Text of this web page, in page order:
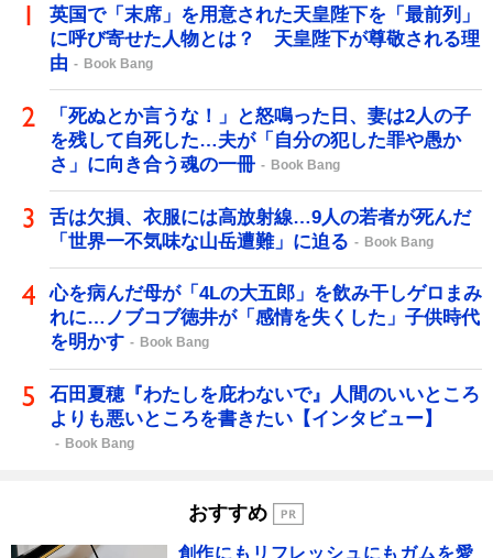
英国で「末席」を用意された天皇陛下を「最前列」
に呼び寄せた人物とは？ 天皇陛下が尊敬される理
由
Book Bang
「死ぬとか言うな！」と怒鳴った日、妻は2人の子
を残して自死した…夫が「自分の犯した罪や愚か
さ」に向き合う魂の一冊
Book Bang
舌は欠損、衣服には高放射線…9人の若者が死んだ
「世界一不気味な山岳遭難」に迫る
Book Bang
心を病んだ母が「4Lの大五郎」を飲み干しゲロまみ
れに…ノブコブ徳井が「感情を失くした」子供時代
を明かす
Book Bang
石田夏穂『わたしを庇わないで』人間のいいところ
よりも悪いところを書きたい【インタビュー】
Book Bang
おすすめ
創作にもリフレッシュにもガムを愛